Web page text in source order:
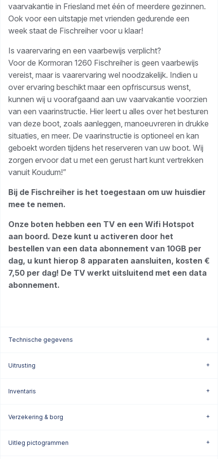
vaarvakantie in Friesland met één of meerdere gezinnen.
Ook voor een uitstapje met vrienden gedurende een
week staat de Fischreiher voor u klaar!
Is vaarervaring en een vaarbewijs verplicht?
Voor de Kormoran 1260 Fischreiher is geen vaarbewijs
vereist, maar is vaarervaring wel noodzakelijk. Indien u
over ervaring beschikt maar een opfriscursus wenst,
kunnen wij u voorafgaand aan uw vaarvakantie voorzien
van een vaarinstructie. Hier leert u alles over het besturen
van deze boot, zoals aanleggen, manoeuvreren in drukke
situaties, en meer. De vaarinstructie is optioneel en kan
geboekt worden tijdens het reserveren van uw boot. Wij
zorgen ervoor dat u met een gerust hart kunt vertrekken
vanuit Koudum!”
Bij de Fischreiher is het toegestaan om uw huisdier
mee te nemen.
Onze boten hebben een TV en een Wifi Hotspot
aan boord. Deze kunt u activeren door het
bestellen van een data abonnement van 10GB per
dag, u kunt hierop 8 apparaten aansluiten, kosten €
7,50 per dag! De TV werkt uitsluitend met een data
abonnement.
Technische gegevens
Uitrusting
Inventaris
Verzekering & borg
Uitleg pictogrammen